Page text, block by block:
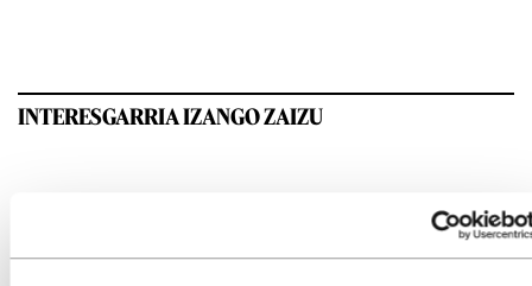
INTERESGARRIA IZANGO ZAIZU